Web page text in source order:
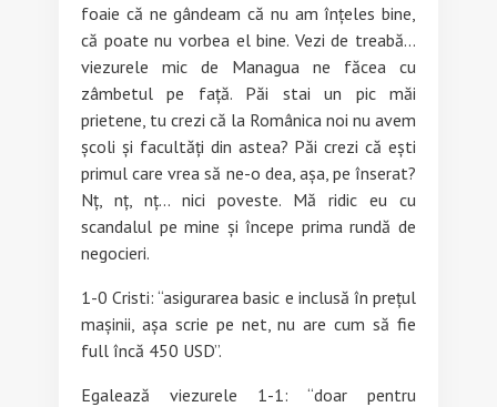
foaie că ne gândeam că nu am înțeles bine,
că poate nu vorbea el bine. Vezi de treabă…
viezurele mic de Managua ne făcea cu
zâmbetul pe față. Păi stai un pic măi
prietene, tu crezi că la Românica noi nu avem
școli și facultăți din astea? Păi crezi că ești
primul care vrea să ne-o dea, așa, pe înserat?
Nț, nț, nț… nici poveste. Mă ridic eu cu
scandalul pe mine și începe prima rundă de
negocieri.
1-0 Cristi: “asigurarea basic e inclusă în prețul
mașinii, așa scrie pe net, nu are cum să fie
full încă 450 USD”.
Egalează viezurele 1-1: “doar pentru